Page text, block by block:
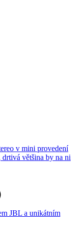
v mini provedení
většina by na ni
JBL a unikátním